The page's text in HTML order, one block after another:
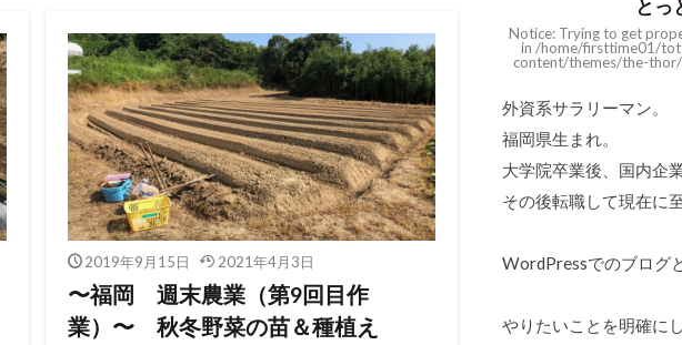
2019年9月15日 2021年4月3日
〜福岡 週末農業（第9回目作
業）〜 秋冬野菜の苗＆種植え
とっ
Notice: Trying to get
in /home/firsttime01/
content/themes/the-
外資系サラリーマン。
福岡県生まれ。
大学院卒業後、国内企
その後転職して現在に
WordPressでのブログ
やりたいことを明確に